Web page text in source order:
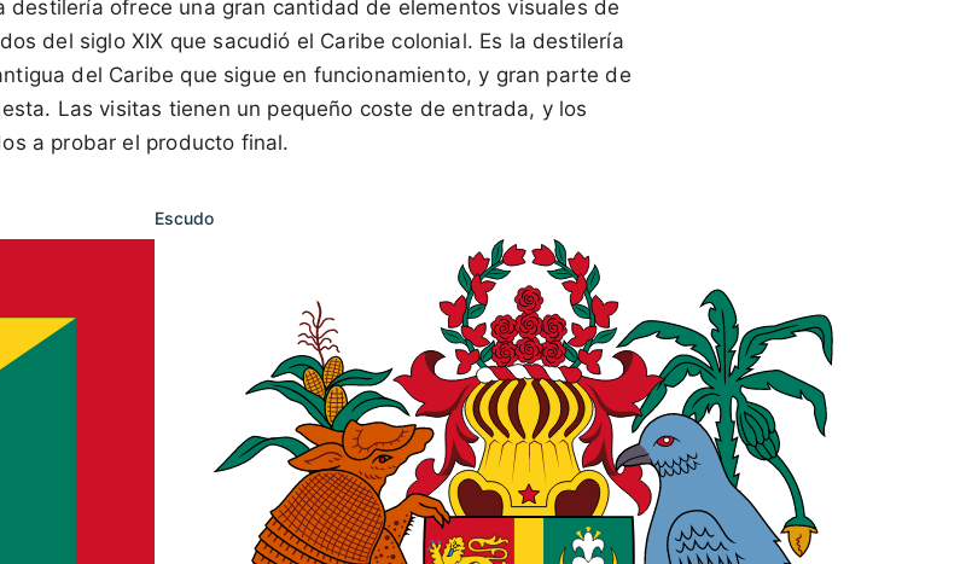
destilería ofrece una gran cantidad de elementos visuales de
del siglo XIX que sacudió el Caribe colonial. Es la destilería
del Caribe que sigue en funcionamiento, y gran parte de
Las visitas tienen un pequeño coste de entrada, y los
a probar el producto final.
Escudo